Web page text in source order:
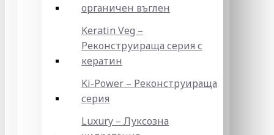
органичен въглен
Keratin Veg –
Реконструираща серия с
кератин
Ki-Power – Реконструираща
серия
Luxury – Луксозна